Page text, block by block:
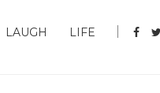
LAUGH LIFE